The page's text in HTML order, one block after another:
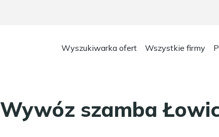
Wyszukiwarka ofert Wszystkie firmy
Wywóz szamba